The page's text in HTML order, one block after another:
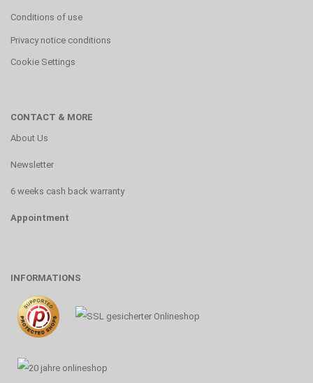
Conditions of use
Privacy notice conditions
Cookie Settings
CONTACT & MORE
About Us
Newsletter
6 weeks cash back warranty
Appointment
INFORMATIONS